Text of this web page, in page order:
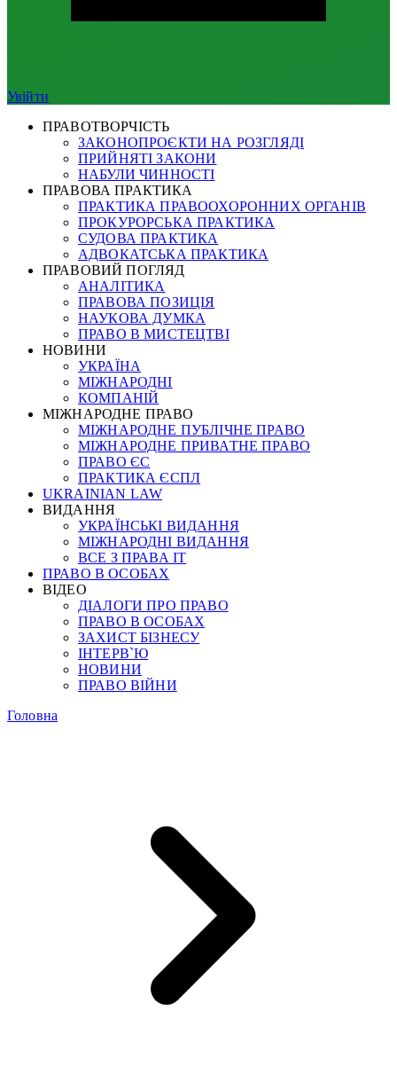
Увійти
ПРАВОТВОРЧІСТЬ
ЗАКОНОПРОЄКТИ НА РОЗГЛЯДІ
ПРИЙНЯТІ ЗАКОНИ
НАБУЛИ ЧИННОСТІ
ПРАВОВА ПРАКТИКА
ПРАКТИКА ПРАВООХОРОННИХ ОРГАНІВ
ПРОКУРОРСЬКА ПРАКТИКА
СУДОВА ПРАКТИКА
АДВОКАТСЬКА ПРАКТИКА
ПРАВОВИЙ ПОГЛЯД
АНАЛІТИКА
ПРАВОВА ПОЗИЦІЯ
НАУКОВА ДУМКА
ПРАВО В МИСТЕЦТВІ
НОВИНИ
УКРАЇНА
МІЖНАРОДНІ
КОМПАНІЙ
МІЖНАРОДНЕ ПРАВО
МІЖНАРОДНЕ ПУБЛІЧНЕ ПРАВО
МІЖНАРОДНЕ ПРИВАТНЕ ПРАВО
ПРАВО ЄС
ПРАКТИКА ЄСПЛ
UKRAINIAN LAW
ВИДАННЯ
УКРАЇНСЬКІ ВИДАННЯ
МІЖНАРОДНІ ВИДАННЯ
ВСЕ З ПРАВА ІТ
ПРАВО В ОСОБАХ
ВІДЕО
ДІАЛОГИ ПРО ПРАВО
ПРАВО В ОСОБАХ
ЗАХИСТ БІЗНЕСУ
ІНТЕРВ`Ю
НОВИНИ
ПРАВО ВІЙНИ
Головна